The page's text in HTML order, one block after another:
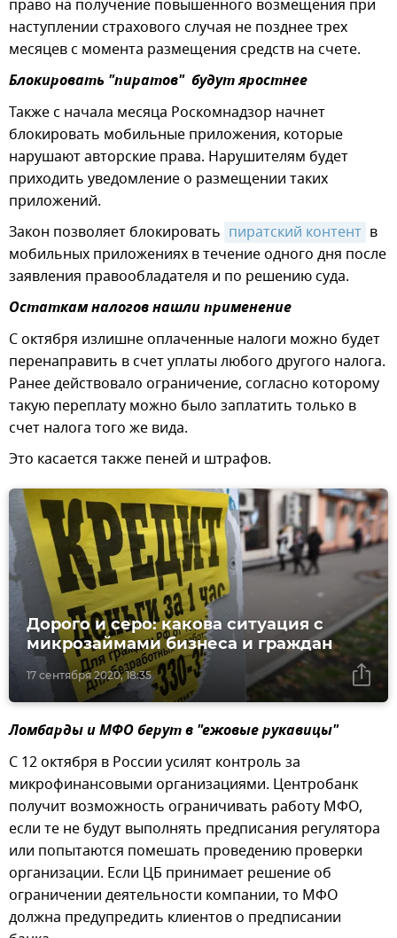
право на получение повышенного возмещения при
наступлении страхового случая не позднее трех
месяцев с момента размещения средств на счете.
Блокировать "пиратов" будут яростнее
Также с начала месяца Роскомнадзор начнет
блокировать мобильные приложения, которые
нарушают авторские права. Нарушителям будет
приходить уведомление о размещении таких
приложений.
Закон позволяет блокировать пиратский контент в
мобильных приложениях в течение одного дня после
заявления правообладателя и по решению суда.
Остаткам налогов нашли применение
С октября излишне оплаченные налоги можно будет
перенаправить в счет уплаты любого другого налога.
Ранее действовало ограничение, согласно которому
такую переплату можно было заплатить только в
счет налога того же вида.
Это касается также пеней и штрафов.
17 сентября 2020, 18:35
Дорого и серо: какова ситуация с
микрозаймами бизнеса и граждан
Ломбарды и МФО берут в "ежовые рукавицы"
С 12 октября в России усилят контроль за
микрофинансовыми организациями. Центробанк
получит возможность ограничивать работу МФО,
если те не будут выполнять предписания регулятора
или попытаются помешать проведению проверки
организации. Если ЦБ принимает решение об
ограничении деятельности компании, то МФО
должна предупредить клиентов о предписании